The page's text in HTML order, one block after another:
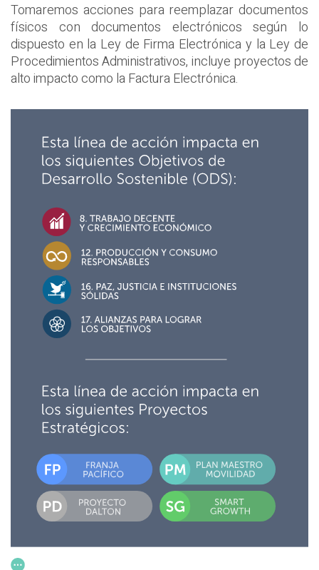
Tomaremos acciones para reemplazar documentos
físicos con documentos electrónicos según lo
dispuesto en la Ley de Firma Electrónica y la Ley de
Procedimientos Administrativos, incluye proyectos de
alto impacto como la Factura Electrónica.